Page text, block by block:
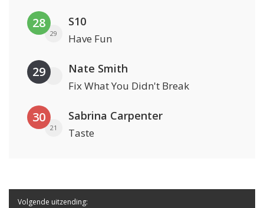
28
29
S10
Have Fun
29 Nate Smith
Fix What You Didn't Break
30
21
Sabrina Carpenter
Taste
Volgende uitzending: